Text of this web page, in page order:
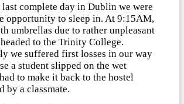
complete day in Dublin we were
opportunity to sleep in. At 9:15AM,
umbrellas due to rather unpleasant
to the Trinity College.
we suffered first losses in our way
a student slipped on the wet
to make it back to the hostel
by a classmate.